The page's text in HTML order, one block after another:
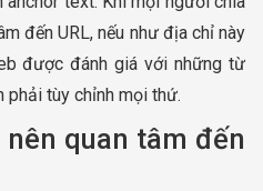
đến URL, nếu như địa chỉ này
được đánh giá với những từ
phải tùy chỉnh mọi thứ.
quan tâm đến